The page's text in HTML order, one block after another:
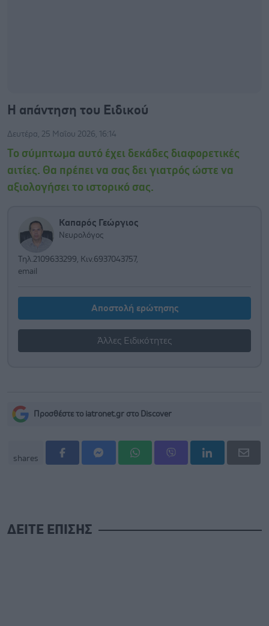
Η απάντηση του Ειδικού
Δευτέρα, 25 Μαΐου 2026, 16:14
Το σύμπτωμα αυτό έχει δεκάδες διαφορετικές
αιτίες. Θα πρέπει να σας δει γιατρός ώστε να
αξιολογήσει το ιστορικό σας.
Καπαρός Γεώργιος
Νευρολόγος
Τηλ.2109633299, Κιν.6937043757,
email
Αποστολή ερώτησης
Άλλες Ειδικότητες
Προσθέστε το iatronet.gr στο Discover
shares
ΔΕΙΤΕ ΕΠΙΣΗΣ